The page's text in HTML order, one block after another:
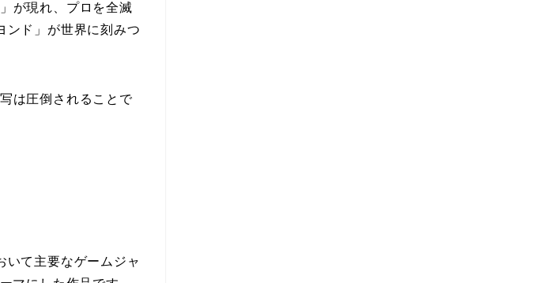
が現れ、プロを全滅
ンド」が世界に刻みつ
は圧倒されることで
いて主要なゲームジャ